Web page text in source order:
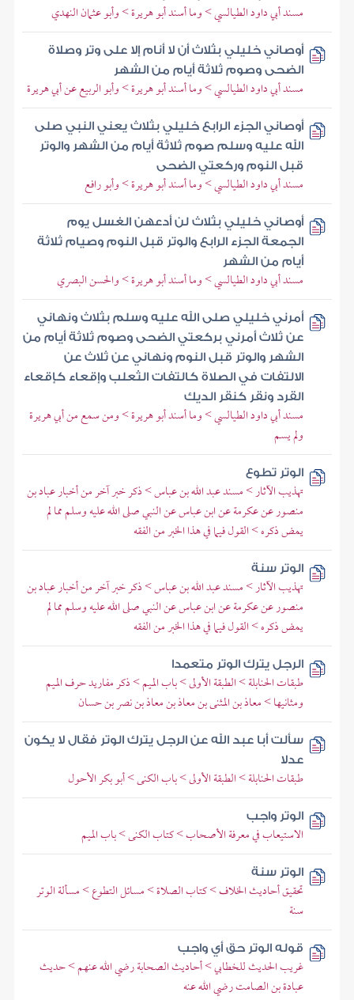
مسند أبي داود الطيالسي > وما أسند أبو هريرة > وأبو عثمان النهدي
أوصاني خليلي بثلاث أن لا أنام إلا على وتر وصلاة
الضحى وصوم ثلاثة أيام من الشهر
مسند أبي داود الطيالسي > وما أسند أبو هريرة > وأبو الربيع عن أبي هريرة
أوصاني الجزء الرابع خليلي بثلاث يعني النبي صلى
الله عليه وسلم صوم ثلاثة أيام من الشهر والوتر
قبل النوم وركعتي الضحى
مسند أبي داود الطيالسي > وما أسند أبو هريرة > وأبو رافع
أوصاني خليلي بثلاث لن أدعهن الغسل يوم
الجمعة الجزء الرابع والوتر قبل النوم وصيام ثلاثة
أيام من الشهر
مسند أبي داود الطيالسي > وما أسند أبو هريرة > والحسن البصري
أمرني خليلي صلى الله عليه وسلم بثلاث ونهاني
عن ثلاث أمرني بركعتي الضحى وصوم ثلاثة أيام من
الشهر والوتر قبل النوم ونهاني عن ثلاث عن
الالتفات في الصلاة كالتفات الثعلب وإقعاء كإقعاء
القرد ونقر كنقر الديك
مسند أبي داود الطيالسي > وما أسند أبو هريرة > ومن سمع من أبي هريرة
ولم يسم
الوتر تطوع
تهذيب الآثار > مسند عبد الله بن عباس > ذكر خبر آخر من أخبار عباد بن
منصور عن عكرمة عن ابن عباس عن النبي صلى الله عليه وسلم مما لم
يمض ذكره > القول فيما في هذا الخبر من الفقه
الوتر سنة
تهذيب الآثار > مسند عبد الله بن عباس > ذكر خبر آخر من أخبار عباد بن
منصور عن عكرمة عن ابن عباس عن النبي صلى الله عليه وسلم مما لم
يمض ذكره > القول فيما في هذا الخبر من الفقه
الرجل يترك الوتر متعمدا
طبقات الحنابلة > الطبقة الأولى > باب الميم > ذكر مفاريد حرف الميم
ومثانيها > معاذ بن المثنى بن معاذ بن معاذ بن نصر بن حسان
سألت أبا عبد الله عن الرجل يترك الوتر فقال لا يكون
عدلا
طبقات الحنابلة > الطبقة الأولى > باب الكنى > أبو بكر الأحول
الوتر واجب
الاستيعاب في معرفة الأصحاب > كتاب الكنى > باب الميم
الوتر سنة
تحقيق أحاديث الخلاف > كتاب الصلاة > مسائل التطوع > مسألة الوتر
سنة
قوله الوتر حق أي واجب
غريب الحديث للخطابي > أحاديث الصحابة رضي الله عنهم > حديث
عبادة بن الصامت رضي الله عنه